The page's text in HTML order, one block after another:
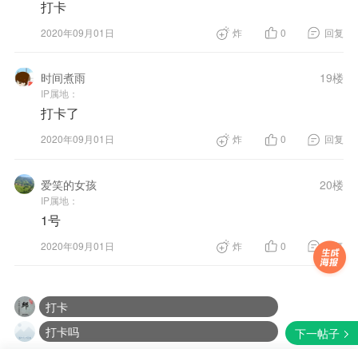
打卡
2020年09月01日 炸 0 回复
19楼
时间煮雨
IP属地：
打卡了
2020年09月01日 炸 0 回复
20楼
爱笑的女孩
IP属地：
1号
2020年09月01日 炸 0 回复
下一帖子
打卡
打卡
打卡
打卡吗